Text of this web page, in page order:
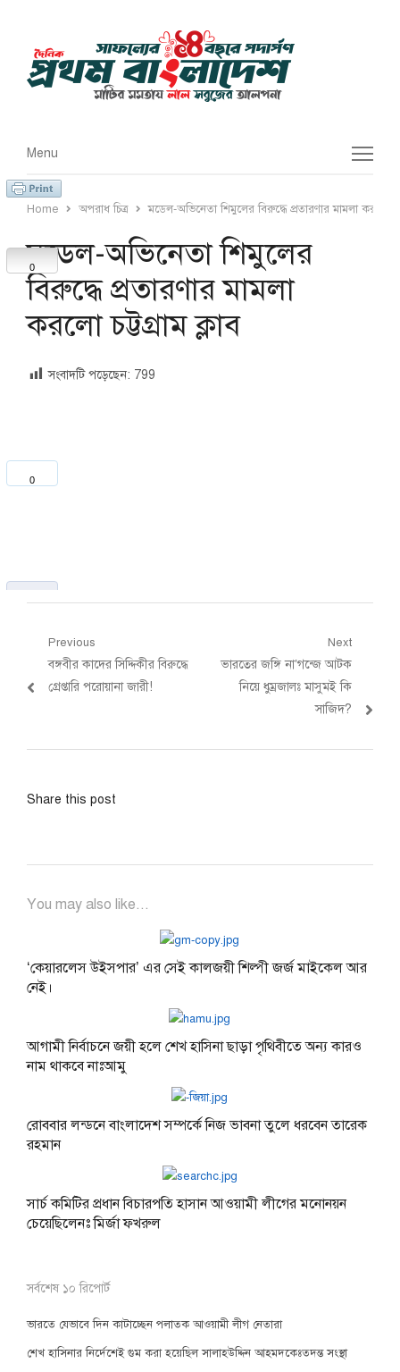
Menu
Menu
Home অপরাধ চিত্র মডেল-অভিনেতা শিমুলের বিরুদ্ধে প্রতারণার মামলা করলো
মডেল-অভিনেতা শিমুলের
বিরুদ্ধে প্রতারণার মামলা
করলো চট্টগ্রাম ক্লাব
সংবাদটি পড়েছেন: 799
0
0
2456
Post
navigation
Previous
Previous
post:
বঙ্গবীর কাদের সিদ্দিকীর বিরুদ্ধে
গ্রেপ্তারি পরোয়ানা জারী!
Next
Next
post:
ভারতের জঙ্গি না’গন্জে আটক
নিয়ে ধুম্রজালঃ মাসুমই কি
সাজিদ?
Share this post
You may also like...
‘কেয়ারলেস উইসপার’ এর সেই কালজয়ী শিল্পী জর্জ মাইকেল আর
নেই।
আগামী নির্বাচনে জয়ী হলে শেখ হাসিনা ছাড়া পৃথিবীতে অন্য কারও
নাম থাকবে নাঃআমু
রোববার লন্ডনে বাংলাদেশ সম্পর্কে নিজ ভাবনা তুলে ধরবেন তারেক
রহমান
সার্চ কমিটির প্রধান বিচারপতি হাসান আওয়ামী লীগের মনোনয়ন
চেয়েছিলেনঃ মির্জা ফখরুল
সর্বশেষ ১০ রিপোর্ট
ভারতে যেভাবে দিন কাটাচ্ছেন পলাতক আওয়ামী লীগ নেতারা
শেখ হাসিনার নির্দেশেই গুম করা হয়েছিল সালাহউদ্দিন আহমদকেঃতদন্ত সংস্থা